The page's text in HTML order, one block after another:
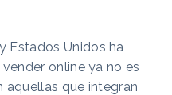
Estados Unidos ha
online ya no es
aquellas que integran